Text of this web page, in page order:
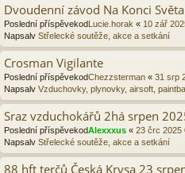
Dvoudenní závod Na Konci
Poslední příspěvekodLucie.horak « 10 zář
Napsalv Střelecké soutěže, akce a setkání
Crosman Vigilante
Poslední příspěvekodChezzsterman « 31 srp
Napsalv Vzduchovky, plynovky, airsoft,
Sraz vzduchokářů 2há srpen
Poslední příspěvekodAlexxxus « 23 črc 2025
Napsalv Střelecké soutěže, akce a setkání
88 hft terčů Česká Krysa 23